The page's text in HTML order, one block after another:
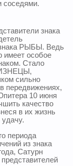
соседями.
знака
РЫБЫ. Ведь
особое
Стало
сильно
передвижениях,
10 июня
качество
в их жизнь
удачу.
периода
из знака
Сатурн